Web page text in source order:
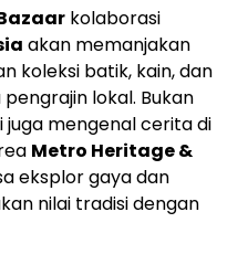
kolaborasi
akan memanjakan
koleksi batik, kain, dan
lokal. Bukan
mengenal cerita di
Metro Heritage &
eksplor gaya dan
nilai tradisi dengan